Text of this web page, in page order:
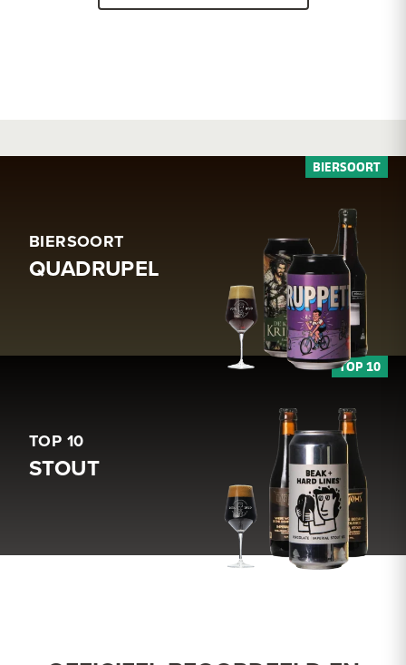
BIERSOORT
QUADRUPEL
TOP 10
STOUT